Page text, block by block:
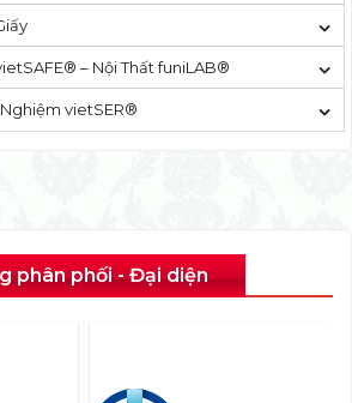
– Nội Thất funiLAB®
vietSER®
phân phối - Đại diện